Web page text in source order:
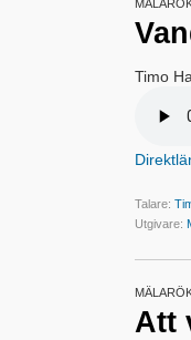
Timo
Talare:
Utgivare:
Att